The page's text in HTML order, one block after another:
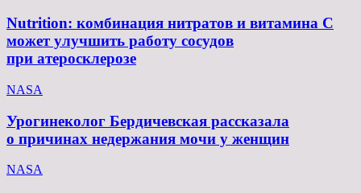
Nutrition: комбинация нитратов и витамина C
может улучшить работу сосудов
при атеросклерозе
NASA
Урогинеколог Бердичевская рассказала
о причинах недержания мочи у женщин
NASA